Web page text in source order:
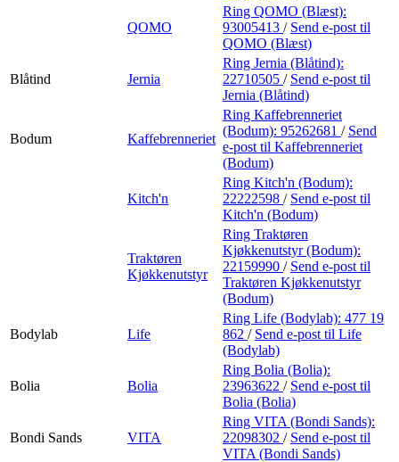
QOMO
Ring QOMO (Blæst):
93005413 / Send e-post til
QOMO (Blæst)
Blåtind Jernia
Ring Jernia (Blåtind):
22710505 / Send e-post til
Jernia (Blåtind)
Bodum Kaffebrenneriet
Ring Kaffebrenneriet
(Bodum): 95262681 / Send
e-post til Kaffebrenneriet
(Bodum)
Kitch'n
Ring Kitch'n (Bodum):
22222598 / Send e-post til
Kitch'n (Bodum)
Traktøren
Kjøkkenutstyr
Ring Traktøren
Kjøkkenutstyr (Bodum):
22159990 / Send e-post til
Traktøren Kjøkkenutstyr
(Bodum)
Bodylab Life
Ring Life (Bodylab): 477 19
862 / Send e-post til Life
(Bodylab)
Bolia Bolia
Ring Bolia (Bolia):
23963622 / Send e-post til
Bolia (Bolia)
Bondi Sands VITA
Ring VITA (Bondi Sands):
22098302 / Send e-post til
VITA (Bondi Sands)